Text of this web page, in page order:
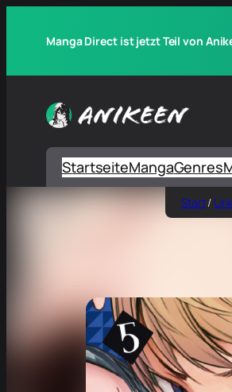
Manga Direct ist jetzt Teil von
StartseiteMangaGenres
Start/